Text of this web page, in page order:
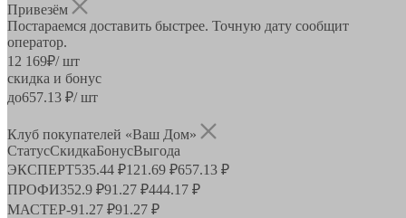
Привезём
Постараемся доставить быстрее. Точную дату сообщит
оператор.
12 169₽/ шт
скидка и бонус
до657.13 ₽/ шт
Клуб покупателей «Ваш Дом»
СтатусСкидкаБонусВыгода
ЭКСПЕРТ535.44 ₽121.69 ₽657.13 ₽
ПРОФИ352.9 ₽91.27 ₽444.17 ₽
МАСТЕР-91.27 ₽91.27 ₽